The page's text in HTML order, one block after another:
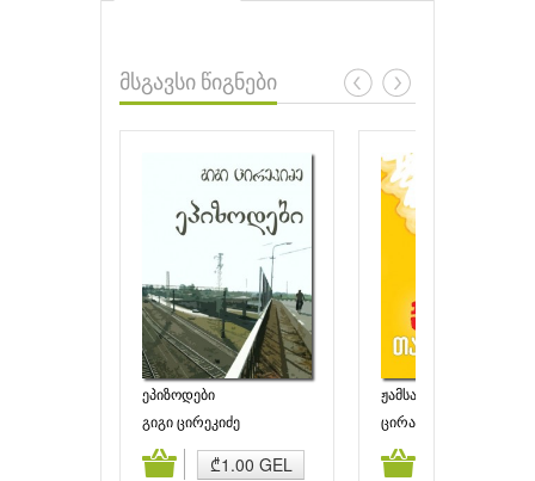
მსგავსი წიგნები
ეპიზოდები
გიგი ცირეკიძე
₾1.00 GEL
ჟამსა თამაშობისასა
ცირა ყურაშვილი
კალათაში დამატება კალათაში